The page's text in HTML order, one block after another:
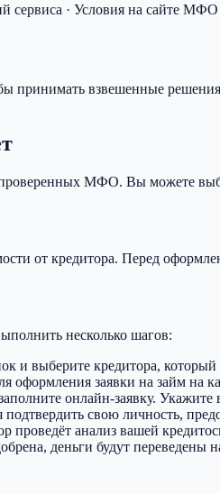
сервиса · Условия на сайте МФО
принимать взвешенные
МФО. Вы можете
от кредитора. Перед
несколько шагов:
и выберите кредитора,
заявки на займ на
онлайн-заявку.
свою личность,
проведёт анализ вашей
деньги будут